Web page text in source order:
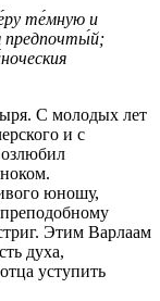
те́мную и
предпочты́й;
С молодых лет
и с
юношу,
Этим Варлаам
духа,
уступить